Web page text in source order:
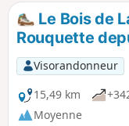
Le Bois de
Rouquette
Visorandonneur
15,49 km
Moyenne